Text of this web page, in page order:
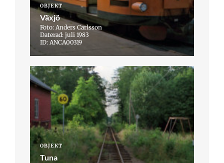
OBJEKT
Växjö
Foto: Anders Carlsson
Daterad: juli 1983
ID: ANCA00319
OBJEKT
Tuna